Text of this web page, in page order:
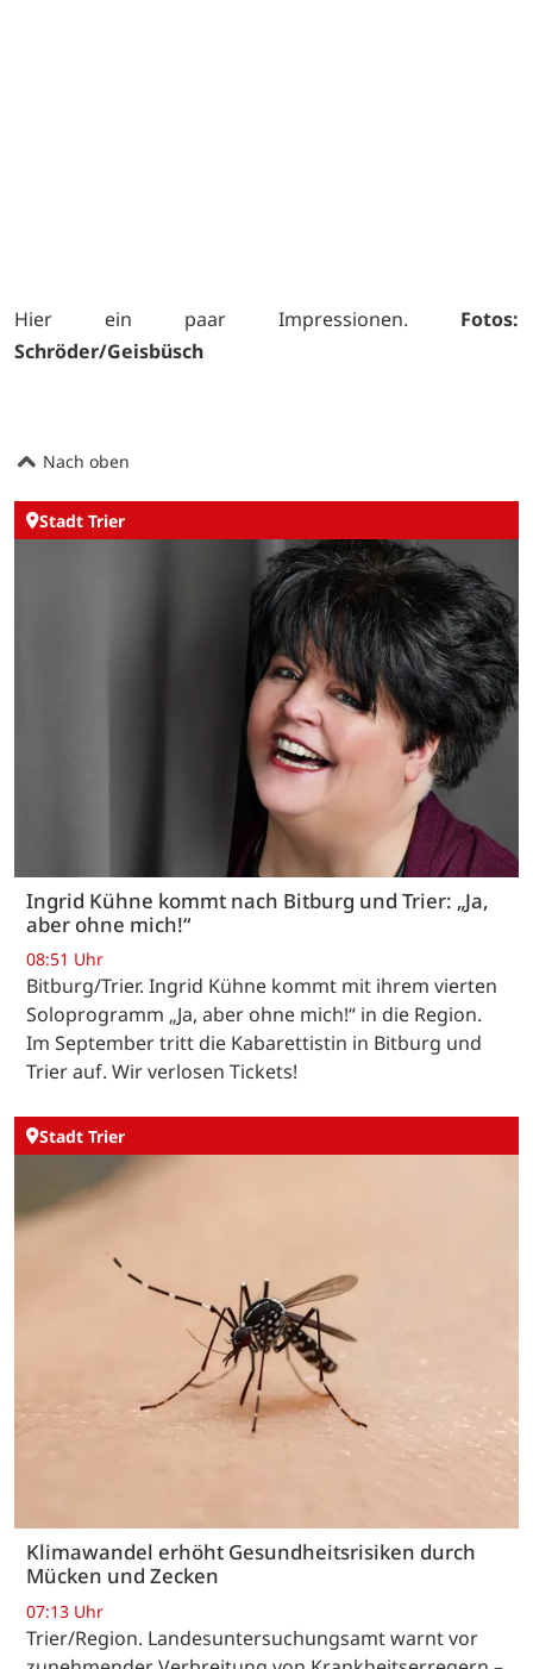
Hier ein paar Impressionen. Fotos:
Schröder/Geisbüsch
Nach oben
Stadt Trier
Ingrid Kühne kommt nach Bitburg und Trier: „Ja,
aber ohne mich!“
08:51 Uhr
Bitburg/Trier. Ingrid Kühne kommt mit ihrem vierten
Soloprogramm „Ja, aber ohne mich!“ in die Region.
Im September tritt die Kabarettistin in Bitburg und
Trier auf. Wir verlosen Tickets!
Stadt Trier
Klimawandel erhöht Gesundheitsrisiken durch
Mücken und Zecken
07:13 Uhr
Trier/Region. Landesuntersuchungsamt warnt vor